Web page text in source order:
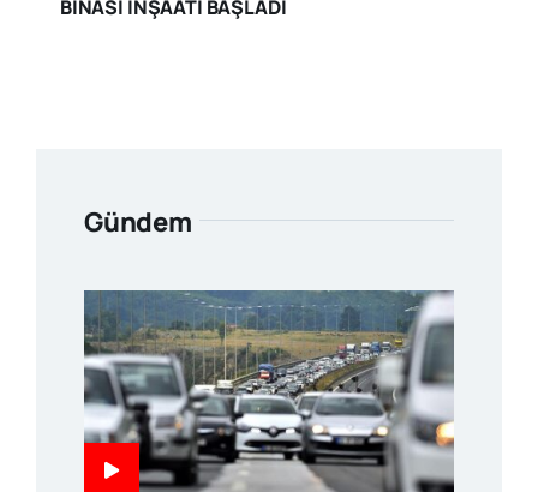
BİNASI İNŞAATI BAŞLADI
Gündem